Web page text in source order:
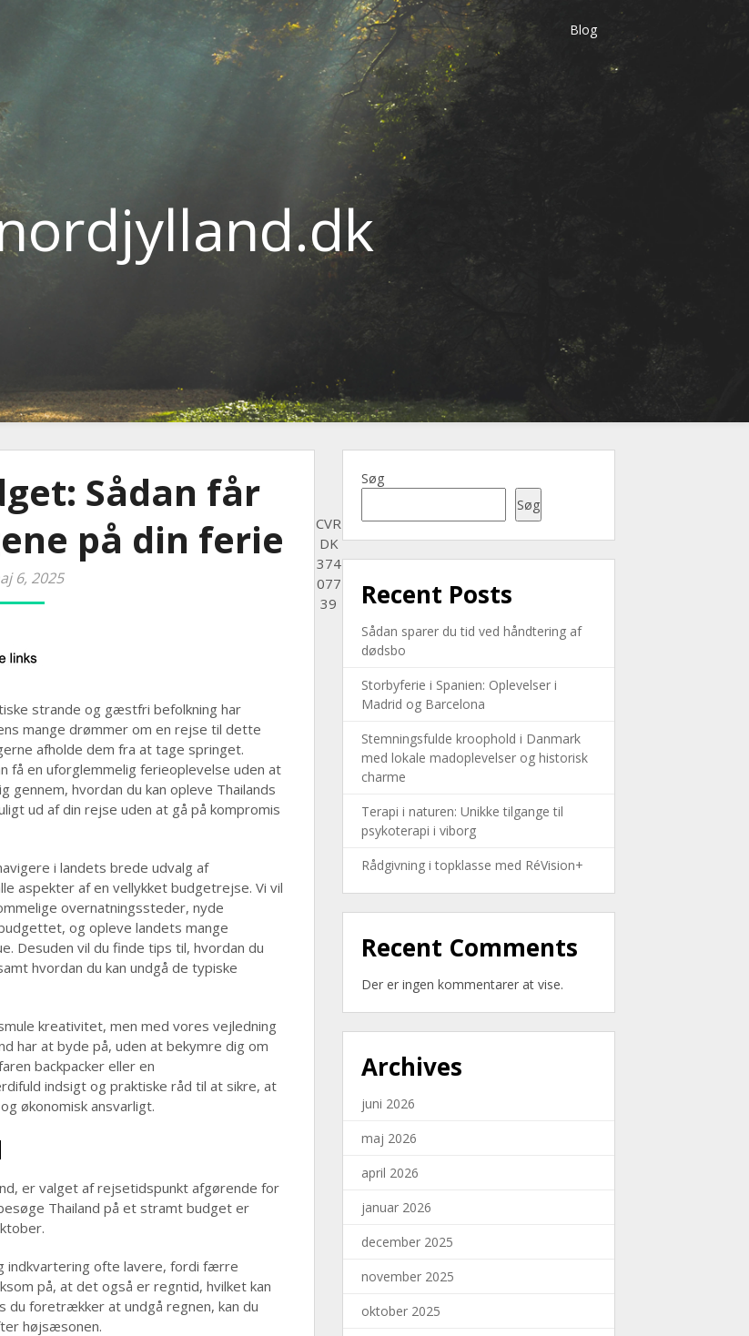
Blog
Sådan får
på din ferie
6, 2025
strande og gæstfri befolkning har
mange drømmer om en rejse til dette
afholde dem fra at tage springet.
få en uforglemmelig ferieoplevelse uden at
gennem, hvordan du kan opleve Thailands
ud af din rejse uden at gå på kompromis
i landets brede udvalg af
aspekter af en vellykket budgetrejse. Vi vil
overnatningssteder, nyde
og opleve landets mange
Desuden vil du finde tips til, hvordan du
hvordan du kan undgå de typiske
kreativitet, men med vores vejledning
har at byde på, uden at bekymre dig om
backpacker eller en
indsigt og praktiske råd til at sikre, at
økonomisk ansvarligt.
er valget af rejsetidspunkt afgørende for
Thailand på et stramt budget er
indkvartering ofte lavere, fordi færre
på, at det også er regntid, hvilket kan
foretrækker at undgå regnen, kan du
højsæsonen.
Søg
Søg
Recent Posts
Sådan sparer du tid ved håndtering af
dødsbo
Storbyferie i Spanien: Oplevelser i
Madrid og Barcelona
Stemningsfulde kroophold i Danmark
med lokale madoplevelser og historisk
charme
Terapi i naturen: Unikke tilgange til
psykoterapi i viborg
Rådgivning i topklasse med RéVision+
Recent Comments
Der er ingen kommentarer at vise.
Archives
juni 2026
maj 2026
april 2026
januar 2026
december 2025
november 2025
oktober 2025
CVR
DK
374
077
39